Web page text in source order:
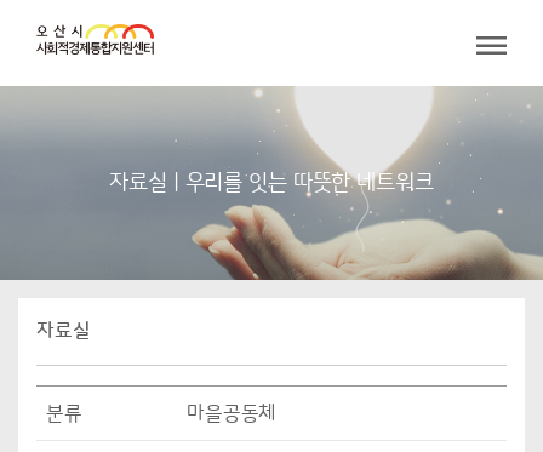
자료실 | 우리를 잇는 따뜻한 네트워크
자료실
분류 마을공동체